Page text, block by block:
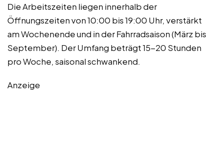
Die Arbeitszeiten liegen innerhalb der
Öffnungszeiten von 10:00 bis 19:00 Uhr, verstärkt
am Wochenende und in der Fahrradsaison (März bis
September). Der Umfang beträgt 15-20 Stunden
pro Woche, saisonal schwankend.
Anzeige